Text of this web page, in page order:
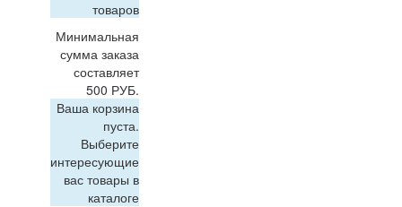
товаров
Минимальная
сумма заказа
составляет
500 РУБ.
Ваша корзина
пуста.
Выберите
интересующие
вас товары в
каталоге